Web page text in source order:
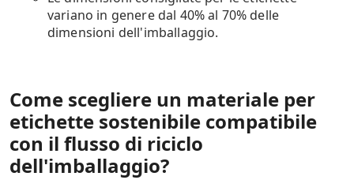
variano in genere dal 40% al 70% delle
dimensioni dell'imballaggio.
Come scegliere un materiale per
etichette sostenibile compatibile
con il flusso di riciclo
dell'imballaggio?